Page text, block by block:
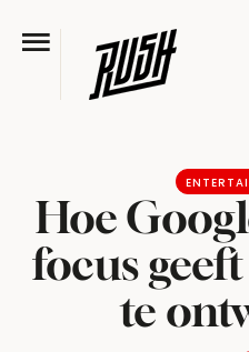
Hoe
focus
te